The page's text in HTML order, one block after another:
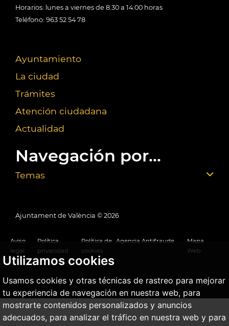
Utilizamos cookies
Usamos cookies y otras técnicas de rastreo para mejorar
tu experiencia de navegación en nuestra web, para
mostrarte contenidos personalizados y anuncios
adecuados, para analizar el tráfico en nuestra web y para
Horarios: lunes a viernes de 8:30 a 14:00 horas
Teléfono: 963 52 54 78
Ayuntamiento
La ciudad
Trámites
Atención ciudadana
Actualidad
Navegación por...
Temas
Ajuntament de València © 2026
Aviso
legal
Política
privacidad
Política de
cookies
Agencia Antifraude
Mapa
Web